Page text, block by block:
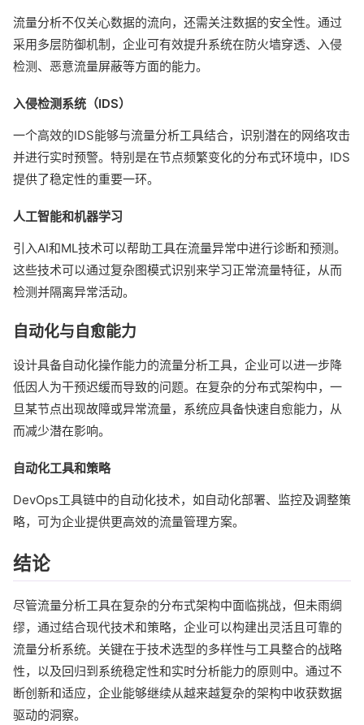
流量分析不仅关心数据的流向，还需关注数据的安全性。通过
采用多层防御机制，企业可有效提升系统在防火墙穿透、入侵
检测、恶意流量屏蔽等方面的能力。
入侵检测系统（IDS）
一个高效的IDS能够与流量分析工具结合，识别潜在的网络攻击
并进行实时预警。特别是在节点频繁变化的分布式环境中，IDS
提供了稳定性的重要一环。
人工智能和机器学习
引入AI和ML技术可以帮助工具在流量异常中进行诊断和预测。
这些技术可以通过复杂图模式识别来学习正常流量特征，从而
检测并隔离异常活动。
自动化与自愈能力
设计具备自动化操作能力的流量分析工具，企业可以进一步降
低因人为干预迟缓而导致的问题。在复杂的分布式架构中，一
旦某节点出现故障或异常流量，系统应具备快速自愈能力，从
而减少潜在影响。
自动化工具和策略
DevOps工具链中的自动化技术，如自动化部署、监控及调整策
略，可为企业提供更高效的流量管理方案。
结论
尽管流量分析工具在复杂的分布式架构中面临挑战，但未雨绸
缪，通过结合现代技术和策略，企业可以构建出灵活且可靠的
流量分析系统。关键在于技术选型的多样性与工具整合的战略
性，以及回归到系统稳定性和实时分析能力的原则中。通过不
断创新和适应，企业能够继续从越来越复杂的架构中收获数据
驱动的洞察。